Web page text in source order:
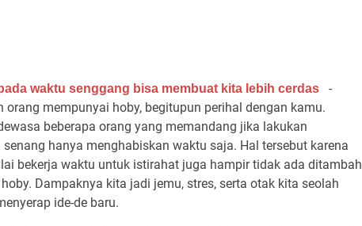
waktu senggang bisa membuat kita lebih cerdas
-
orang mempunyai hoby, begitupun perihal dengan kamu.
beberapa orang yang memandang jika lakukan
hanya menghabiskan waktu saja. Hal tersebut karena
bekerja waktu untuk istirahat juga hampir tidak ada ditambah
Dampaknya kita jadi jemu, stres, serta otak kita seolah
ide-de baru.